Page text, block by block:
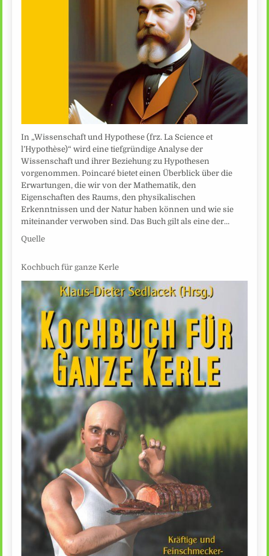
In „Wissenschaft und Hypothese (frz. La Science et
l’Hypothèse)“ wird eine tiefgründige Analyse der
Wissenschaft und ihrer Beziehung zu Hypothesen
vorgenommen. Poincaré bietet einen Überblick über die
Erwartungen, die wir von der Mathematik, den
Eigenschaften des Raums, den physikalischen
Erkenntnissen und der Natur haben können und wie sie
miteinander verwoben sind. Das Buch gilt als eine der…
Quelle
Kochbuch für ganze Kerle